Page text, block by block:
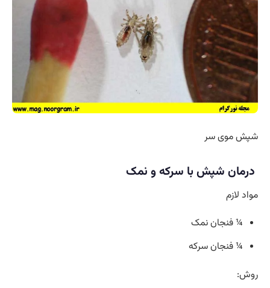
شپش موی سر
درمان شپش با سرکه و نمک
مواد لازم
¼ فنجان نمک
¼ فنجان سرکه
روش: